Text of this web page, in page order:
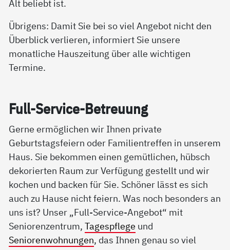
Alt beliebt ist.
Übrigens: Damit Sie bei so viel Angebot nicht den
Überblick verlieren, informiert Sie unsere
monatliche Hauszeitung über alle wichtigen
Termine.
Full-Ser­vice-Be­t­reu­ung
Gerne ermöglichen wir Ihnen private
Geburtstagsfeiern oder Familientreffen in unserem
Haus. Sie bekommen einen gemütlichen, hübsch
dekorierten Raum zur Verfügung gestellt und wir
kochen und backen für Sie. Schöner lässt es sich
auch zu Hause nicht feiern. Was noch besonders an
uns ist? Unser „Full-Service-Angebot“ mit
Seniorenzentrum,Tagespflege und
Seniorenwohnungen, das Ihnen genau so viel